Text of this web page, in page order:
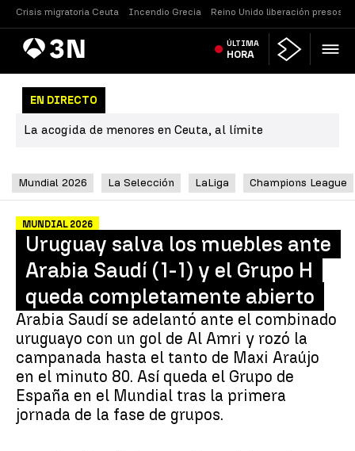
Crisis migratoria Ceuta Incendio Grecia Reino Unido liberación presos
AntenaNoticias ÚLTIMA
HORA
EN DIRECTO
La acogida de menores en Ceuta, al límite
Mundial 2026 La Selección LaLiga Champions League
MUNDIAL 2026
Uruguay salva los muebles ante
Arabia Saudí (1-1) y el Grupo H
queda completamente abierto
Arabia Saudí se adelantó ante el combinado
uruguayo con un gol de Al Amri y rozó la
campanada hasta el tanto de Maxi Araújo
en el minuto 80. Así queda el Grupo de
España en el Mundial tras la primera
jornada de la fase de grupos.